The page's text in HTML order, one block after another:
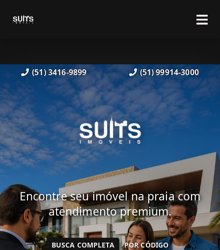
(51) 3416-9899 (51) 99914-3000
Encontre seu imóvel na praia com
atendimento premium.
BUSCA COMPLETA POR CÓDIGO